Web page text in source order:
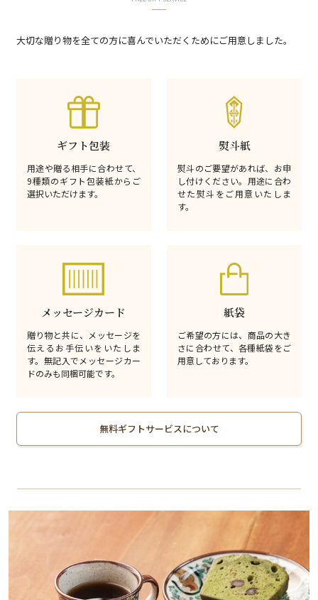
大切な贈り物を全ての方に喜んでいただくためにご用意しました。
ギフト包装
用途や贈る相手に合わせて、
9種類のギフト包装紙からご
選択いただけます。
熨斗紙
熨斗のご要望があれば、お申
し付けください。用途に合わ
せた熨斗をご用意いたしま
す。
メッセージカード
贈り物と共に、メッセージを
伝えるお手伝いをいたしま
す。無記入でメッセージカー
ドのみも同梱可能です。
紙袋
ご希望の方には、商品の大き
さに合わせて、各種紙袋をご
用意しております。
無料ギフトサービスについて